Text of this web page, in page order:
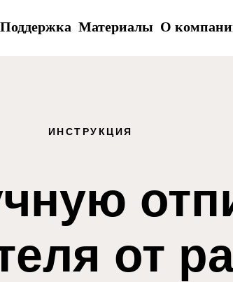
Поддержка Материалы О
ИНСТРУКЦИЯ
от